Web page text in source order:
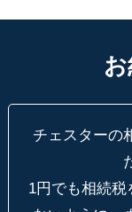
チェスターの
1円でも相続